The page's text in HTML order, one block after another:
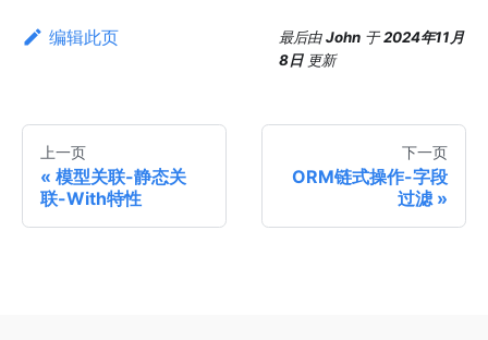
编辑此页 最后由John 于2024年11月
8日 更新
上一页
模型关联-静态关
联-With特性
下一页
ORM链式操作-字段
过滤